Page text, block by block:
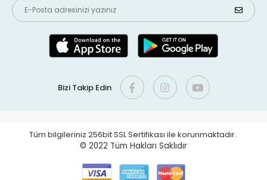
Bizi Takip Edin
Tüm bilgileriniz 256bit SSL Sertifikası ile korunmaktadır.
© 2022 Tüm Hakları Saklıdır